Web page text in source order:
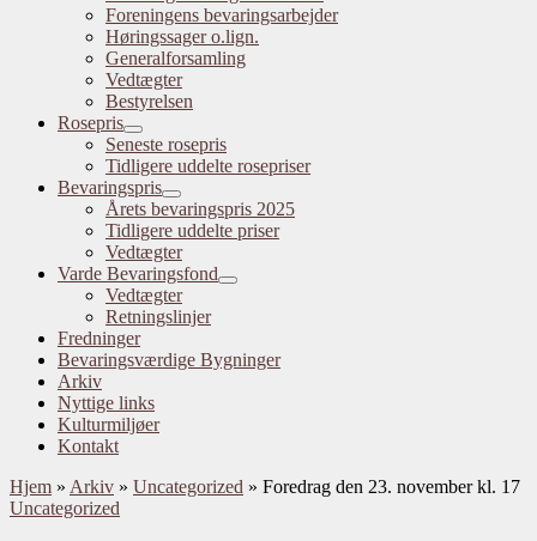
Foreningens bevaringsarbejder
Høringssager o.lign.
Generalforsamling
Vedtægter
Bestyrelsen
Rosepris
Seneste rosepris
Tidligere uddelte rosepriser
Bevaringspris
Årets bevaringspris 2025
Tidligere uddelte priser
Vedtægter
Varde Bevaringsfond
Vedtægter
Retningslinjer
Fredninger
Bevaringsværdige Bygninger
Arkiv
Nyttige links
Kulturmiljøer
Kontakt
Hjem » Arkiv » Uncategorized » Foredrag den 23. november kl. 17
Uncategorized